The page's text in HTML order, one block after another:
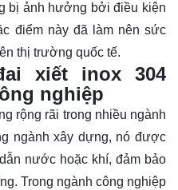
bị ảnh hưởng bởi điều kiện
điểm này đã làm nên sức
thị trường quốc tế.
xiết inox 304
nghiệp
rộng rãi trong nhiều ngành
ngành xây dựng, nó được
nước hoặc khí, đảm bảo
Trong ngành công nghiệp